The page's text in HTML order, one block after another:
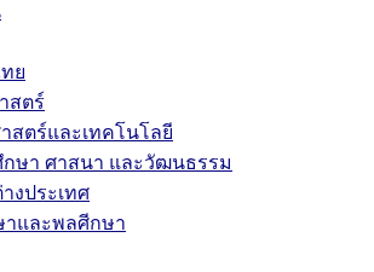
ย
สตร์
สตร์และเทคโนโลยี
กษา ศาสนา และวัฒนธรรม
งประเทศ
าและพลศีกษา